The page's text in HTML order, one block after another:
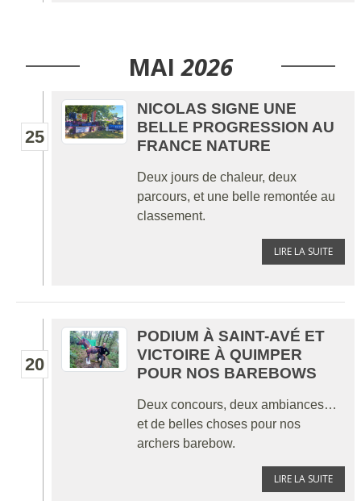
MAI 2026
25
NICOLAS SIGNE UNE
BELLE PROGRESSION AU
FRANCE NATURE
Deux jours de chaleur, deux
parcours, et une belle remontée au
classement.
LIRE LA SUITE
20
PODIUM À SAINT-AVÉ ET
VICTOIRE À QUIMPER
POUR NOS BAREBOWS
Deux concours, deux ambiances…
et de belles choses pour nos
archers barebow.
LIRE LA SUITE